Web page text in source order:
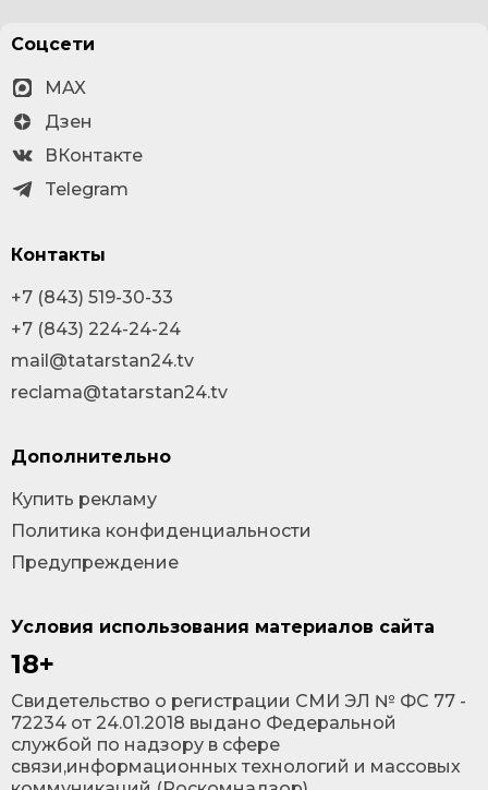
Условия использования материалов сайта
18+
Cвидетельство о регистрации СМИ ЭЛ № ФС 77 -
72234 от 24.01.2018 выдано Федеральной
службой по надзору в сфере
связи,информационных технологий и массовых
Соцсети
MAX
Дзен
ВКонтакте
Telegram
Контакты
+7 (843) 519-30-33
+7 (843) 224-24-24
mail@tatarstan24.tv
reclama@tatarstan24.tv
Дополнительно
Купить рекламу
Политика конфиденциальности
Предупреждение